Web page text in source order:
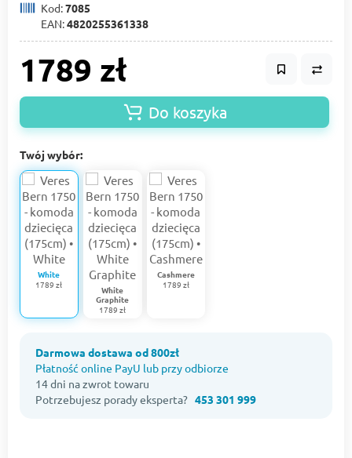
Kod:7085
EAN:4820255361338
1789 zł
Do koszyka
Twój wybór:
White
1789 zł
White
Graphite
1789 zł
Cashmere
1789 zł
Darmowa dostawa od 800zł
Płatność online PayU lub przy odbiorze
14 dni na zwrot towaru
Potrzebujesz porady eksperta? 453 301 999